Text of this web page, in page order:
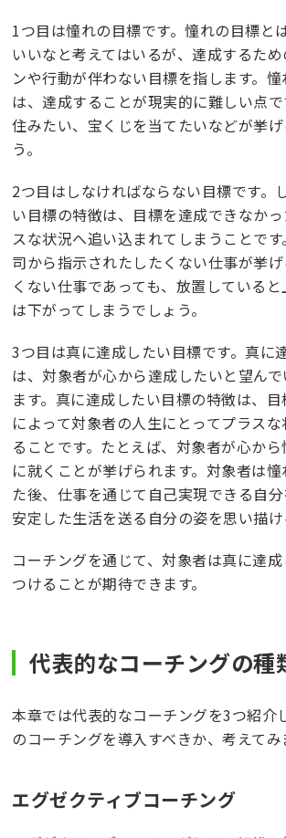
1つ目は憧れの目標です。憧れの目標と
いいなと考えてはいるが、達成するた
ンや行動が伴わない目標を指します。
は、達成することが現実的に難しい点
住みたい、宝くじを当てたいなどが挙
う。
2つ目はしなければならない目標です。
い目標の特徴は、目標を達成できなか
スな状況へ追い込まれてしまうことで
司から指示されたしたくない仕事が挙
くない仕事であっても、放置している
は下がってしまうでしょう。
3つ目は真に達成したい目標です。真に
は、対象者が心から達成したいと望ん
ます。真に達成したい目標の特徴は、
によって対象者の人生にとってプラス
ることです。たとえば、対象者が心か
に就くことが挙げられます。対象者は
た後、仕事を通じて自己実現できる自分
安定した生活を送る自分の姿を思い描け
コーチングを通じて、対象者は真に達
つけることが期待できます。
代表的なコーチングの種
本章では代表的なコーチングを3つ紹介
のコーチングを導入すべきか、考えてみ
エグゼクティブコーチング